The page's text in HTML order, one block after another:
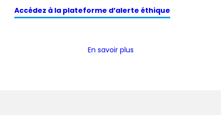
Accédez à la plateforme d’alerte éthique
En savoir plus